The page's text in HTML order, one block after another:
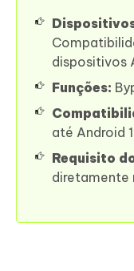
dispositivos
Funções:
até Android
Requisito
diretamente